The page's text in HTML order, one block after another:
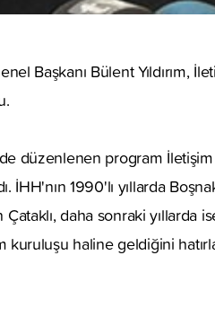
Başkanı Bülent
düzenlenen program İletişim
İHH'nın 1990'lı yıllarda
daha sonraki yıllarda
kuruluşu haline geldiğini